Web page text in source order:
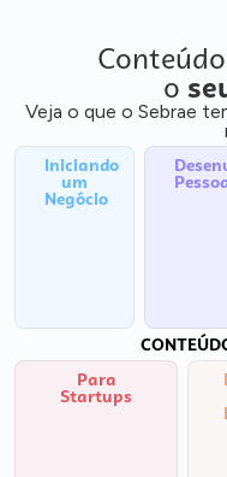
o
Veja o que o Sebrae
Iniciando
um
Negócio
Para
Startups